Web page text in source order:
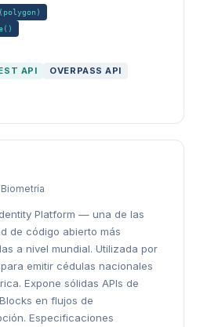
API OVERPASS API
Platform — una de las
de código abierto más
a nivel mundial. Utilizada por
emitir cédulas nacionales
Expone sólidas APIs de
en flujos de
Especificaciones